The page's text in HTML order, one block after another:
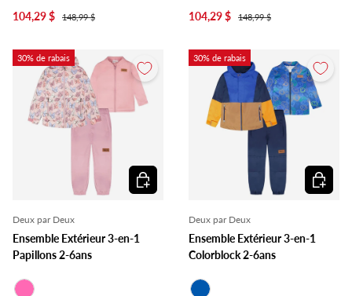
104,29 $
148,99 $
104,29 $
148,99 $
30% de rabais
Deux par Deux
Ensemble Extérieur 3-en-1
Papillons 2-6ans
Choisir les options
30% de rabais
Deux par Deux
Ensemble Extérieur 3-en-1
Colorblock 2-6ans
Choisir